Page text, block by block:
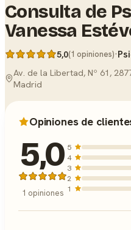
Consulta de
Vanessa
5,0(1 opiniones)·
Av. de la Libertad, Nº 61,
Madrid
Opiniones de
5,0
1 opiniones
5
4
3
2
1